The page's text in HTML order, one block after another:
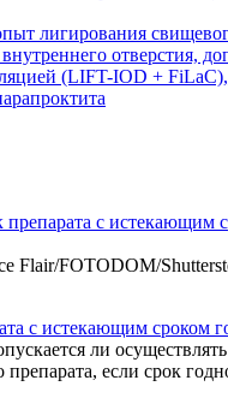
лигирования
отверстия,
(LIFT-IOD +
Flair/FOTODOM/
с истекающим сроком
ли
препарата, если срок